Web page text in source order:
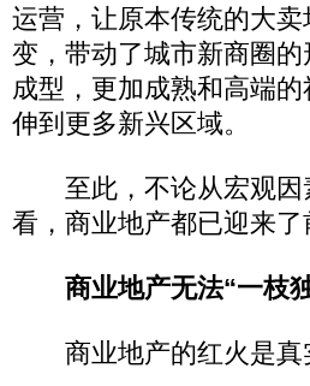
运营，让原本传统的大
变，带动了城市新商圈
成型，更加成熟和高端
伸到更多新兴区域。
至此，不论从宏观因
看，商业地产都已迎来了
商业地产无法“一枝
商业地产的红火是真